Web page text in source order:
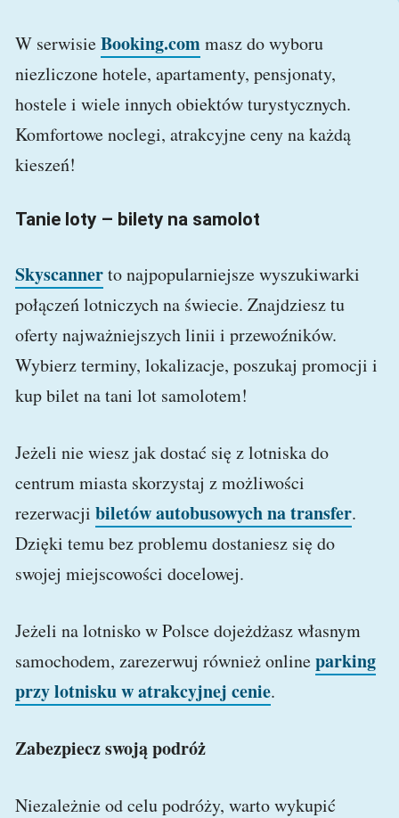
W serwisieBooking.commasz do wyboru
niezliczone hotele, apartamenty, pensjonaty,
hostele i wiele innych obiektów turystycznych.
Komfortowe noclegi, atrakcyjne ceny na każdą
kieszeń!
Tanie loty – bilety na samolot
Skyscannerto najpopularniejsze wyszukiwarki
połączeń lotniczych na świecie. Znajdziesz tu
oferty najważniejszych linii i przewoźników.
Wybierz terminy, lokalizacje, poszukaj promocji i
kup bilet na tani lot samolotem!
Jeżeli nie wiesz jak dostać się z lotniska do
centrum miasta skorzystaj z możliwości
rezerwacji biletów autobusowych na transfer.
Dzięki temu bez problemu dostaniesz się do
swojej miejscowości docelowej.
Jeżeli na lotnisko w Polsce dojeżdżasz własnym
samochodem, zarezerwuj również onlineparking
przy lotnisku w atrakcyjnej cenie.
Zabezpiecz swoją podróż
Niezależnie od celu podróży, warto wykupić